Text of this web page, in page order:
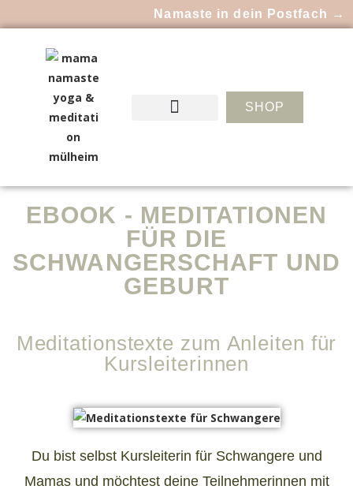
Namaste in dein Postfach →
SHOP
EBOOK - MEDITATIONEN
FÜR DIE
SCHWANGERSCHAFT UND
GEBURT
Meditationstexte zum Anleiten für
Kursleiterinnen
Du bist selbst Kursleiterin für Schwangere und
Mamas und möchtest deine Teilnehmerinnen mit